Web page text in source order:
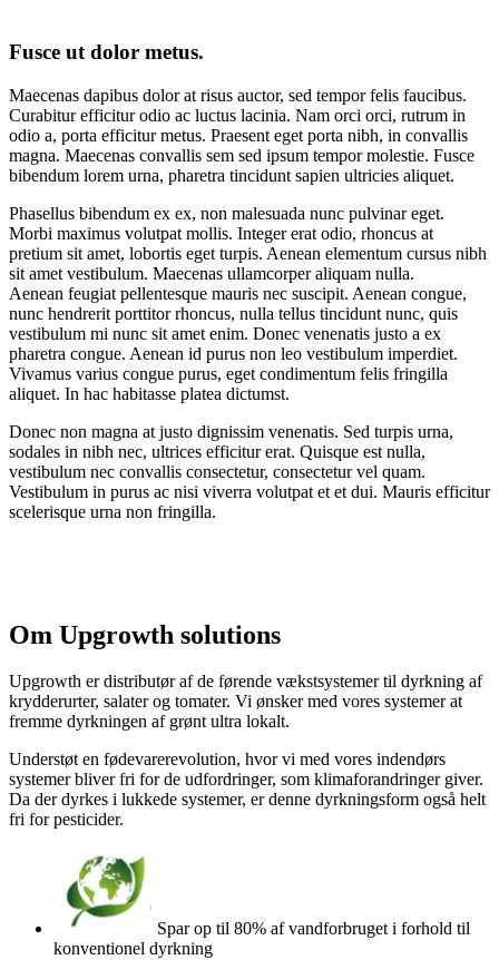
Fusce ut dolor metus.
Maecenas dapibus dolor at risus auctor, sed tempor felis faucibus.
Curabitur efficitur odio ac luctus lacinia. Nam orci orci, rutrum in
odio a, porta efficitur metus. Praesent eget porta nibh, in convallis
magna. Maecenas convallis sem sed ipsum tempor molestie. Fusce
bibendum lorem urna, pharetra tincidunt sapien ultricies aliquet.
Phasellus bibendum ex ex, non malesuada nunc pulvinar eget.
Morbi maximus volutpat mollis. Integer erat odio, rhoncus at
pretium sit amet, lobortis eget turpis. Aenean elementum cursus nibh
sit amet vestibulum. Maecenas ullamcorper aliquam nulla.
Aenean feugiat pellentesque mauris nec suscipit. Aenean congue,
nunc hendrerit porttitor rhoncus, nulla tellus tincidunt nunc, quis
vestibulum mi nunc sit amet enim. Donec venenatis justo a ex
pharetra congue. Aenean id purus non leo vestibulum imperdiet.
Vivamus varius congue purus, eget condimentum felis fringilla
aliquet. In hac habitasse platea dictumst.
Donec non magna at justo dignissim venenatis. Sed turpis urna,
sodales in nibh nec, ultrices efficitur erat. Quisque est nulla,
vestibulum nec convallis consectetur, consectetur vel quam.
Vestibulum in purus ac nisi viverra volutpat et et dui. Mauris efficitur
scelerisque urna non fringilla.
Om Upgrowth solutions
Upgrowth er distributør af de førende vækstsystemer til dyrkning af
krydderurter, salater og tomater. Vi ønsker med vores systemer at
fremme dyrkningen af grønt ultra lokalt.
Understøt en fødevarerevolution, hvor vi med vores indendørs
systemer bliver fri for de udfordringer, som klimaforandringer giver.
Da der dyrkes i lukkede systemer, er denne dyrkningsform også helt
fri for pesticider.
Spar op til 80% af vandforbruget i forhold til
konventionel dyrkning